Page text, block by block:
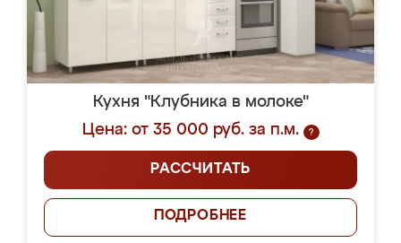
Кухня "Клубника в молоке"
Цена: от 35 000 руб. за п.м.
?
РАССЧИТАТЬ
ПОДРОБНЕЕ